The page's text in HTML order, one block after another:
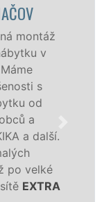
různých
Nobilie,
tuto